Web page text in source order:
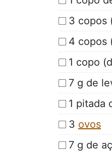
3 copos
4 copos
1 copo
7 g de
1 pitada
3 ovos
7 g de